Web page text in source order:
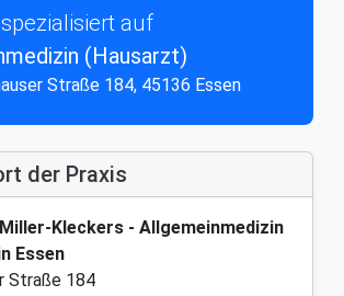
auf
(Hausarzt)
Straße 184, 45136 Essen
der Praxis
Kleckers - Allgemeinmedizin
Essen
Straße 184